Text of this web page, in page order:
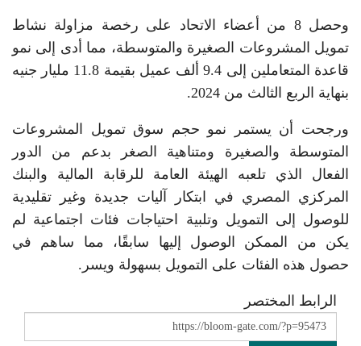
وحصل 8 من أعضاء الاتحاد على رخصة مزاولة نشاط
تمويل المشروعات الصغيرة والمتوسطة، مما أدى إلى نمو
قاعدة المتعاملين إلى 9.4 ألف عميل بقيمة 11.8 مليار جنيه
بنهاية الربع الثالث من 2024.
ورجحت أن يستمر نمو حجم سوق تمويل المشروعات
المتوسطة والصغيرة ومتناهية الصغر بدعم من الدور
الفعال الذي تلعبه الهيئة العامة للرقابة المالية والبنك
المركزي المصري في ابتكار آليات جديدة وغير تقليدية
للوصول إلى التمويل وتلبية احتياجات فئات اجتماعية لم
يكن من الممكن الوصول إليها سابقًا، مما ساهم في
حصول هذه الفئات على التمويل بسهولة ويسر.
الرابط المختصر